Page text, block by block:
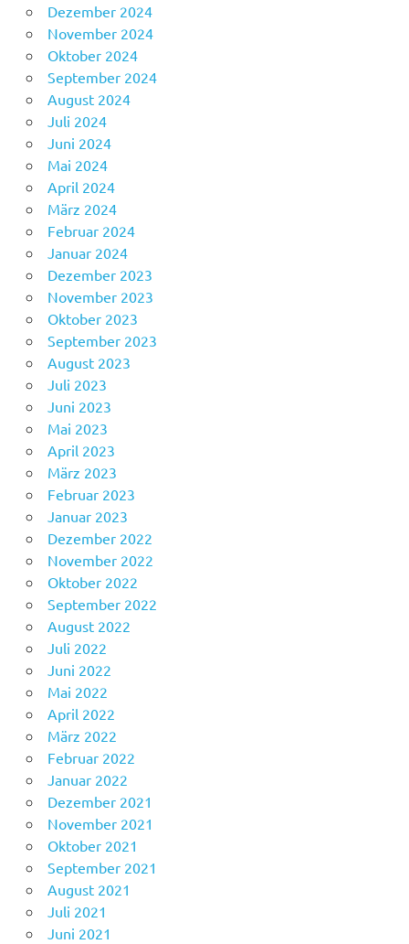
Dezember 2024
November 2024
Oktober 2024
September 2024
August 2024
Juli 2024
Juni 2024
Mai 2024
April 2024
März 2024
Februar 2024
Januar 2024
Dezember 2023
November 2023
Oktober 2023
September 2023
August 2023
Juli 2023
Juni 2023
Mai 2023
April 2023
März 2023
Februar 2023
Januar 2023
Dezember 2022
November 2022
Oktober 2022
September 2022
August 2022
Juli 2022
Juni 2022
Mai 2022
April 2022
März 2022
Februar 2022
Januar 2022
Dezember 2021
November 2021
Oktober 2021
September 2021
August 2021
Juli 2021
Juni 2021